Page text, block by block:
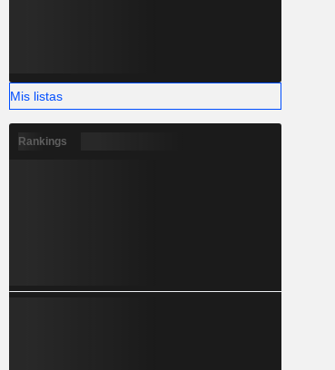
Mis listas
Rankings